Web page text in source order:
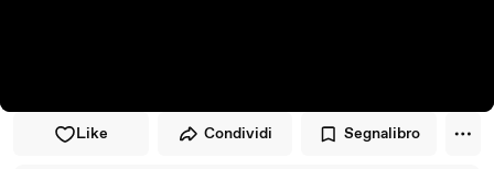
Like Condividi Segnalibro